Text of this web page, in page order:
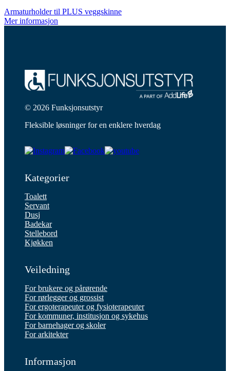
Armaturholder til PLUS veggskinne
Mer informasjon
© 2026 Funksjonsutstyr
Fleksible løsninger for en enklere hverdag
Kategorier
Toalett
Servant
Dusj
Badekar
Stellebord
Kjøkken
Veiledning
For brukere og pårørende
For rørlegger og grossist
For ergoterapeuter og fysioterapeuter
For kommuner, institusjon og sykehus
For barnehager og skoler
For arkitekter
Informasjon